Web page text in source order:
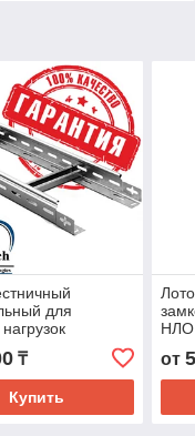
для
ВЛЛ(СН)
₸
Купить
НЛО
от